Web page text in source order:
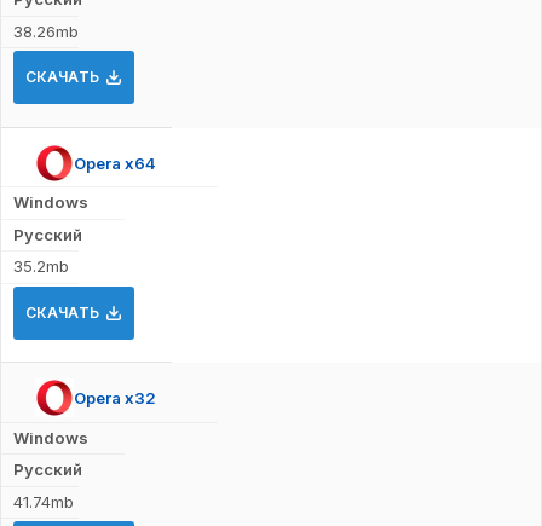
38.26mb
СКАЧАТЬ
Opera x64
Windows
Русский
35.2mb
СКАЧАТЬ
Opera x32
Windows
Русский
41.74mb